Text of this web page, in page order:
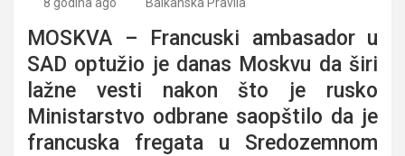
MOSKVA – Francuski ambasador u
SAD optužio je danas Moskvu da širi
lažne vesti nakon što je rusko
Ministarstvo odbrane saopštilo da je
francuska fregata u Sredozemnom